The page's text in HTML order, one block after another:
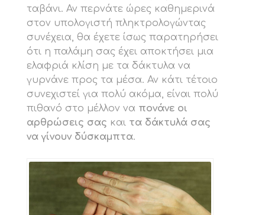
ταβάνι. Αν περνάτε ώρες καθημερινά
στον υπολογιστή πληκτρολογώντας
συνέχεια, θα έχετε ίσως παρατηρήσει
ότι η παλάμη σας έχει αποκτήσει μια
ελαφριά κλίση με τα δάκτυλα να
γυρνάνε προς τα μέσα. Αν κάτι τέτοιο
συνεχιστεί για πολύ ακόμα, είναι πολύ
πιθανό στο μέλλον να πονάνε οι
αρθρώσεις σας και τα δάκτυλά σας
να γίνουν δύσκαμπτα.